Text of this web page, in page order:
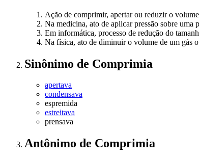
Ação de comprimir, apertar ou reduzir o
Na medicina, ato de aplicar pressão sobre uma
Em informática, processo de redução do
Na física, ato de diminuir o volume de um gás
Sinônimo de Comprimia
apertava
condensava
espremida
estreitava
prensava
Antônimo de Comprimia